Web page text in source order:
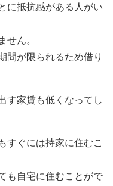
に抵抗感がある人がい
ん。
間が限られるため借り
す家賃も低くなってし
すぐには持家に住むこ
も自宅に住むことがで